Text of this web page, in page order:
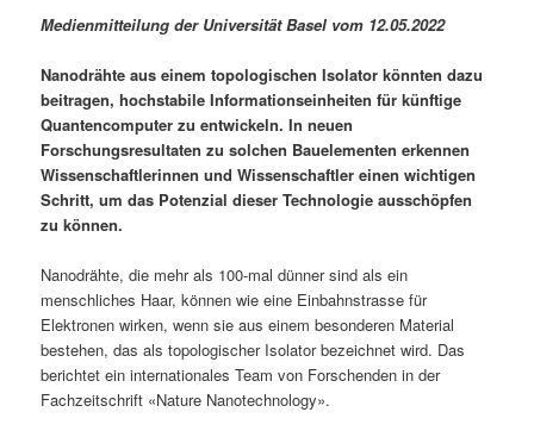
Medienmitteilung der Universität Basel vom 12.05.2022
Nanodrähte aus einem topologischen Isolator könnten dazu
beitragen, hochstabile Informationseinheiten für künftige
Quantencomputer zu entwickeln. In neuen
Forschungsresultaten zu solchen Bauelementen erkennen
Wissenschaftlerinnen und Wissenschaftler einen wichtigen
Schritt, um das Potenzial dieser Technologie ausschöpfen
zu können.
Nanodrähte, die mehr als 100-mal dünner sind als ein
menschliches Haar, können wie eine Einbahnstrasse für
Elektronen wirken, wenn sie aus einem besonderen Material
bestehen, das als topologischer Isolator bezeichnet wird. Das
berichtet ein internationales Team von Forschenden in der
Fachzeitschrift «Nature Nanotechnology».